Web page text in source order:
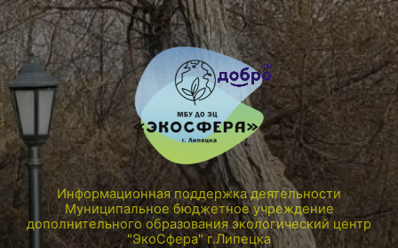
Информационная поддержка деятельности
Муниципальное бюджетное учреждение
дополнительного образования экологический центр
"ЭкоСфера" г.Липецка